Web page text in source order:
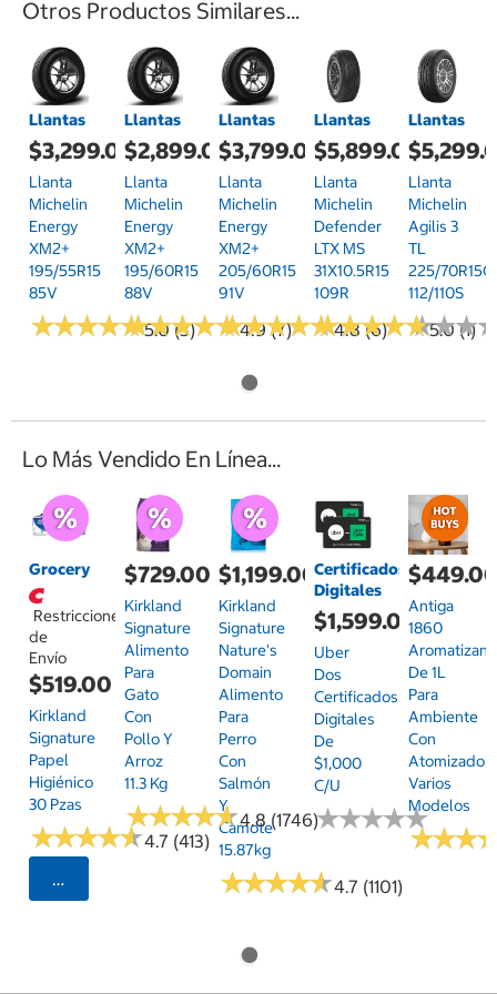
Otros Productos Similares...
Llantas
$3,299.00
Llanta
Michelin
Energy
XM2+
195/55R15
85V
★★★★★
★★★★★5.0 (3)
Llantas
$2,899.00
Llanta
Michelin
Energy
XM2+
195/60R15
88V
★★★★★
★★★★★4.9 (7)
Llantas
$3,799.00
Llanta
Michelin
Energy
XM2+
205/60R15
91V
★★★★★
★★★★★4.8 (6)
Llantas
$5,899.00
Llanta
Michelin
Defender
LTX MS
31X10.5R15
109R
★★★★★
★★★★★5.0 (1)
Llantas
Llanta
Michelin
Agilis 3
TL
225/70R15C
112/110S
★★★
★★★
Lo Más Vendido En Línea...
Grocery
Restricciones
de
Envío
$519.00
Kirkland
Signature
Papel
Higiénico
30 Pzas
★★★★★
★★★★★4.7 (413)
Seleccionar Código Postal
$729.00
Kirkland
Signature
Alimento
Para
Gato
Con
Pollo Y
Arroz
11.3 Kg
★★★★★
★★★★★4.8 (1746)
$1,199.00
Kirkland
Signature
Nature's
Domain
Alimento
Para
Perro
Con
Salmón
Y
Camote
15.87kg
★★★★★
★★★★★4.7 (1101)
Certificados
Digitales
$1,599.00
Uber
Dos
Certificados
Digitales
De
$1,000
C/u
★★★★★
★★★★★
Antiga
1860
De 1L
Para
Ambiente
Con
Atomizador,
Varios
Modelos
★★★
★★★